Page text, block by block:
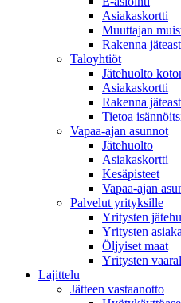
Asiakaskortti
Muuttajan
Rakenna
Taloyhtiöt
Jätehuolto
Asiakaskortti
Rakenna
Tietoa
Vapaa-ajan asunnot
Jätehuolto
Asiakaskortti
Kesäpisteet
Vapaa-ajan
Palvelut yrityksille
Yritysten
Yritysten
Öljyiset maat
Yritysten
Lajittelu
Jätteen vastaanotto